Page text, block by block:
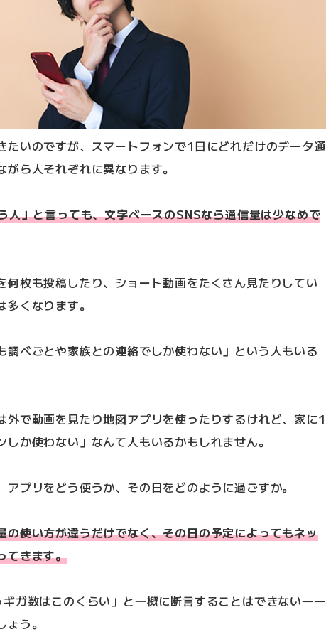
たいのですが、スマートフォンで1日にどれだけのデータ通
ら人それぞれに異なります。
人」と言っても、文字ベースのSNSなら通信量は少なめで
何枚も投稿したり、ショート動画をたくさん見たりしてい
くなります。
調べごとや家族との連絡でしか使わない」という人もいる
外で動画を見たり地図アプリを使ったりするけれど、家に1
しか使わない」なんて人もいるかもしれません。
アプリをどう使うか、その日をどのように過ごすか。
の使い方が違うだけでなく、その日の予定によってもネッ
てきます。
ギガ数はこのくらい」と一概に断言することはできない――
う。